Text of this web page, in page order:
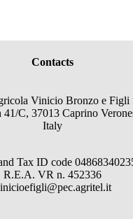
Contacts
Vinicio Bronzo e Figli
41/C, 37013 Caprino
Italy
Tax ID code
R.E.A. VR n. 452336